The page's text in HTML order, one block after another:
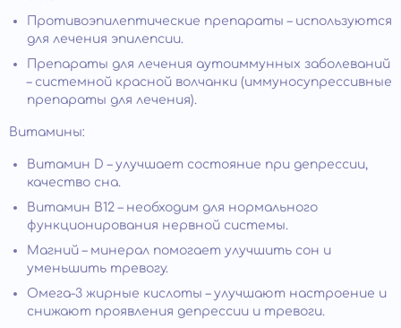
Противоэпилептические препараты – используются
для лечения эпилепсии.
Препараты для лечения аутоиммунных заболеваний
– системной красной волчанки (иммуносупрессивные
препараты для лечения).
Витамины:
Витамин D – улучшает состояние при депрессии,
качество сна.
Витамин B12 – необходим для нормального
функционирования нервной системы.
Магний – минерал помогает улучшить сон и
уменьшить тревогу.
Омега-3 жирные кислоты – улучшают настроение и
снижают проявления депрессии и тревоги.